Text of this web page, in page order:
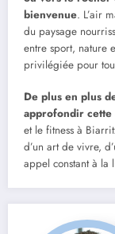
bienvenue. L’air
du paysage
entre sport, nature
privilégiée pour
De plus en plus
approfondir
et le fitness à
d’un art de vivre,
appel constant à la